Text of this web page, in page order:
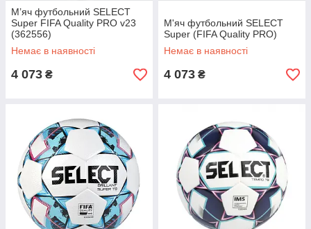
М’яч футбольний SELECT
Super FIFA Quality PRO v23
(362556)
Немає в наявності
4 073 ₴
М'яч футбольний SELECT
Super (FIFA Quality PRO)
Немає в наявності
4 073 ₴